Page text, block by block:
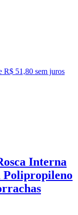
R$ 51,80 sem juros
Interna
Polipropileno